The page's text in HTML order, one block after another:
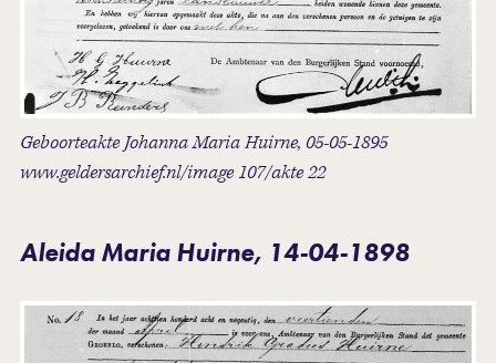
Geboorteakte Johanna Maria Huirne, 05-05-1895
www.geldersarchief.nl/image 107/akte 22
Aleida Maria Huirne, 14-04-1898